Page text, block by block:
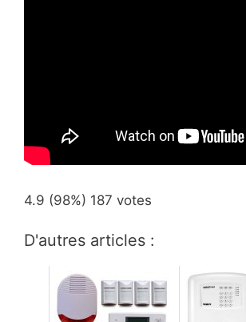
4.9 (98%) 187 votes
D'autres articles :